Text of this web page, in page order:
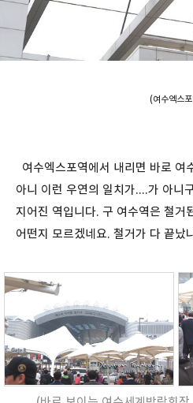
(여수엑스
여수엑스포역에서 내리면 바로 여
아니 이런 우연의 일치가....가 아니
지어진 역입니다. 구 여수역은 철거
어떤지 모르겠네요. 철거가 다 끝났